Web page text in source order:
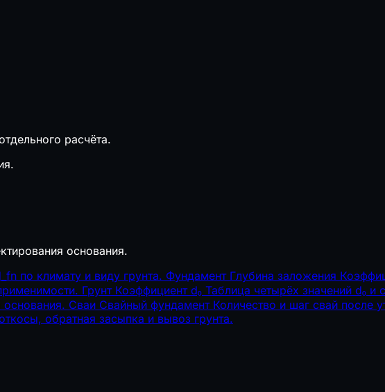
расчёта.
основания.
по климату и виду грунта. Фундамент Глубина заложения
Грунт Коэффициент d₀ Таблица четырёх значений d₀ и
Сваи Свайный фундамент Количество и шаг свай после
обратная засыпка и вывоз грунта.